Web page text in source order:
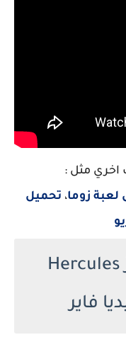
اخري مثل :
لعبة زوما، تحميل
تحميل لعبة هركليز Hercules
فاير